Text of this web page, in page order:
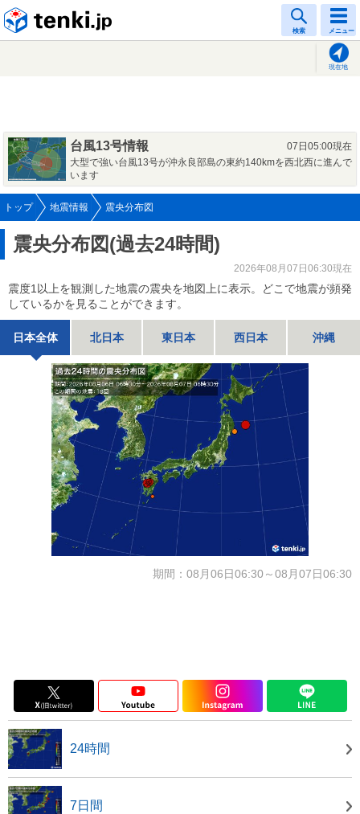
検索 メニュー
現在地
台風13号情報
07日05:00現在
大型で強い台風13号が沖永良部島の東約140kmを西北西に進んで
います
トップ 地震情報 震央分布図
震央分布図(過去24時間)
2026年08月07日06:30現在
震度1以上を観測した地震の震央を地図上に表示。どこで地震が頻発
しているかを見ることができます。
日本全体 北日本 東日本 西日本 沖縄
期間：08月06日06:30～08月07日06:30
24時間
7日間